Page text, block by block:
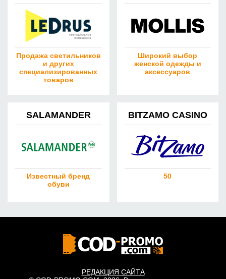
Продажа светильников
и других
специализированных
товаров
Широкий выбор
женской одежды и
аксессуаров
SALAMANDER
Известный бренд
обуви
BITZAMO CASINO
50
РЕДАКЦИЯ САЙТА